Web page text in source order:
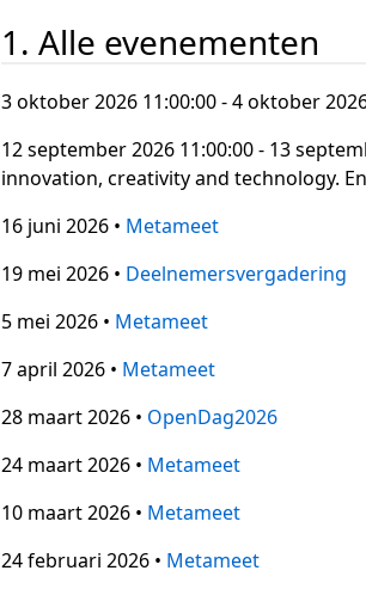
1. Alle evenementen
3 oktober 2026 11:00:00 - 4 oktober
12 september 2026 11:00:00 - 13
innovation, creativity and technology.
16 juni 2026 • Metameet
19 mei 2026 • Deelnemersvergadering
5 mei 2026 • Metameet
7 april 2026 • Metameet
28 maart 2026 • OpenDag2026
24 maart 2026 • Metameet
10 maart 2026 • Metameet
24 februari 2026 • Metameet